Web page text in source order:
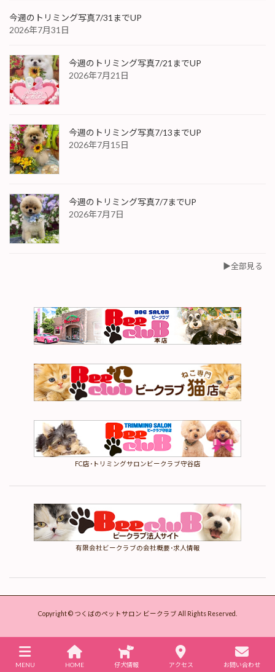
今週のトリミング写真7/31までUP
2026年7月31日
今週のトリミング写真7/21までUP
2026年7月21日
今週のトリミング写真7/13までUP
2026年7月15日
今週のトリミング写真7/7までUP
2026年7月7日
▶︎全部見る
FC店･トリミングサロンビークラブ守谷店
有限会社ビークラブの会社概要･求人情報
安心の保証制度
取り扱い犬種
Copyright © つくばのペットサロン ビークラブ All Rights Reserved.
MENU HOME 仔犬情報 アクセス お問い合わせ